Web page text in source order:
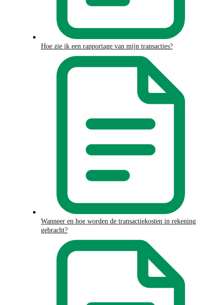
Hoe zie ik een rapportage van mijn transacties?
Wanneer en hoe worden de transactiekosten in rekening
gebracht?